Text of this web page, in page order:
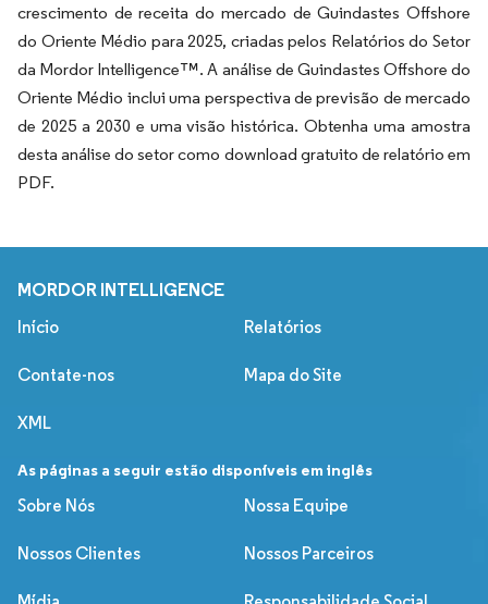
crescimento de receita do mercado de Guindastes Offshore
do Oriente Médio para 2025, criadas pelos Relatórios do Setor
da Mordor Intelligence™. A análise de Guindastes Offshore do
Oriente Médio inclui uma perspectiva de previsão de mercado
de 2025 a 2030 e uma visão histórica. Obtenha uma amostra
desta análise do setor como download gratuito de relatório em
PDF.
MORDOR INTELLIGENCE
Início Relatórios
Contate-nos Mapa do Site
XML
As páginas a seguir estão disponíveis em inglês
Sobre Nós
Nossa Equipe
Nossos Clientes Nossos Parceiros